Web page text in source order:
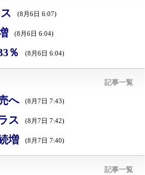
(8月6日 6:07)
(8月6日 6:04)
％ (8月6日 6:04)
記事一覧
へ (8月7日 7:43)
ス (8月7日 7:42)
増 (8月7日 7:40)
記事一覧